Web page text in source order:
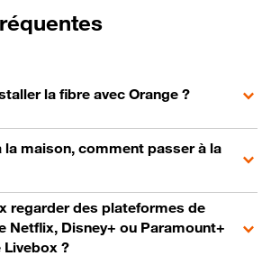
la fibre avec Orange ?
la maison, comment passer à la
regarder des plateformes de
Netflix, Disney+ ou Paramount+
Livebox ?